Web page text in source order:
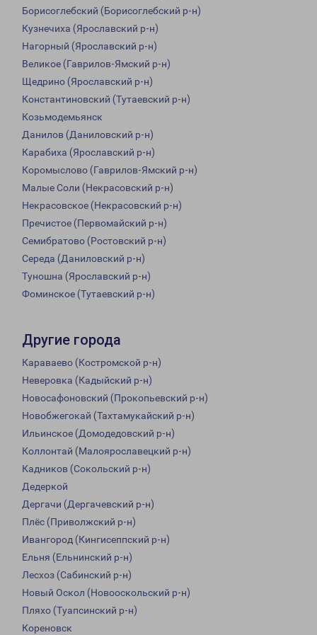
Борисоглебский (Борисоглебский р-н)
Кузнечиха (Ярославский р-н)
Нагорный (Ярославский р-н)
Великое (Гаврилов-Ямский р-н)
Щедрино (Ярославский р-н)
Константиновский (Тутаевский р-н)
Козьмодемьянск
Данилов (Даниловский р-н)
Карабиха (Ярославский р-н)
Коромыслово (Гаврилов-Ямский р-н)
Малые Соли (Некрасовский р-н)
Некрасовское (Некрасовский р-н)
Пречистое (Первомайский р-н)
Семибратово (Ростовский р-н)
Середа (Даниловский р-н)
Туношна (Ярославский р-н)
Фоминское (Тутаевский р-н)
Другие города
Караваево (Костромской р-н)
Неверовка (Кадыйский р-н)
Новосафоновский (Прокопьевский р-н)
Новобжегокай (Тахтамукайский р-н)
Ильинское (Домодедовский р-н)
Коллонтай (Малоярославецкий р-н)
Кадников (Сокольский р-н)
Дедеркой
Дергачи (Дергачевский р-н)
Плёс (Приволжский р-н)
Ивангород (Кингисеппский р-н)
Ельня (Ельнинский р-н)
Лесхоз (Сабинский р-н)
Новый Оскол (Новооскольский р-н)
Пляхо (Туапсинский р-н)
Кореновск